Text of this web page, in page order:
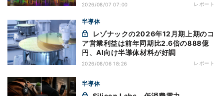
2026/08/07 07:00 レポート
半導体
ア営業利益は前年同期比2.6倍の888億
円、AI向け半導体材料が好調
2026/08/06 18:26 レポート
半導体